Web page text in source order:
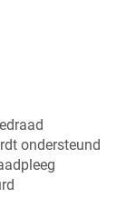
ondersteund